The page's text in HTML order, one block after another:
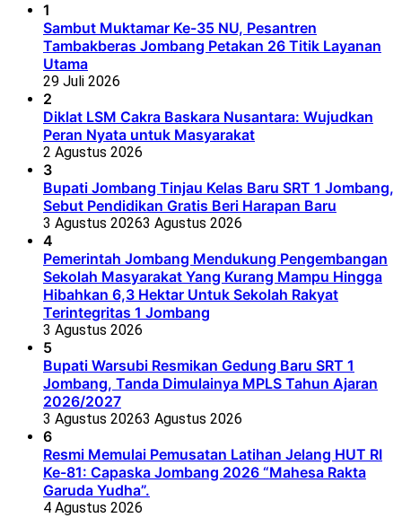
1
Sambut Muktamar Ke-35 NU, Pesantren
Tambakberas Jombang Petakan 26 Titik Layanan
Utama
29 Juli 2026
2
Diklat LSM Cakra Baskara Nusantara: Wujudkan
Peran Nyata untuk Masyarakat
2 Agustus 2026
3
Bupati Jombang Tinjau Kelas Baru SRT 1 Jombang,
Sebut Pendidikan Gratis Beri Harapan Baru
3 Agustus 20263 Agustus 2026
4
Pemerintah Jombang Mendukung Pengembangan
Sekolah Masyarakat Yang Kurang Mampu Hingga
Hibahkan 6,3 Hektar Untuk Sekolah Rakyat
Terintegritas 1 Jombang
3 Agustus 2026
5
Bupati Warsubi Resmikan Gedung Baru SRT 1
Jombang, Tanda Dimulainya MPLS Tahun Ajaran
2026/2027
3 Agustus 20263 Agustus 2026
6
Resmi Memulai Pemusatan Latihan Jelang HUT RI
Ke-81: Capaska Jombang 2026 “Mahesa Rakta
Garuda Yudha”.
4 Agustus 2026